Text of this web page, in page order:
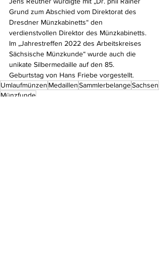
Grund zum Abschied vom Direktorat des
Dresdner Münzkabinetts“ den
verdienstvollen Direktor des Münzkabinetts.
Im „Jahrestreffen 2022 des Arbeitskreises
Sächsische Münzkunde“ wurde auch die
unikate Silbermedaille auf den 85.
Geburtstag von Hans Friebe vorgestellt.
Umlaufmünzen MedaillenSammlerbelangeSachsen
Münzfunde